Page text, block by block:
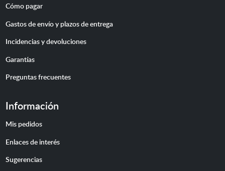
Cómo pagar
Gastos de envío y plazos de entrega
Incidencias y devoluciones
Garantías
Preguntas frecuentes
Información
Mis pedidos
Enlaces de interés
Sugerencias